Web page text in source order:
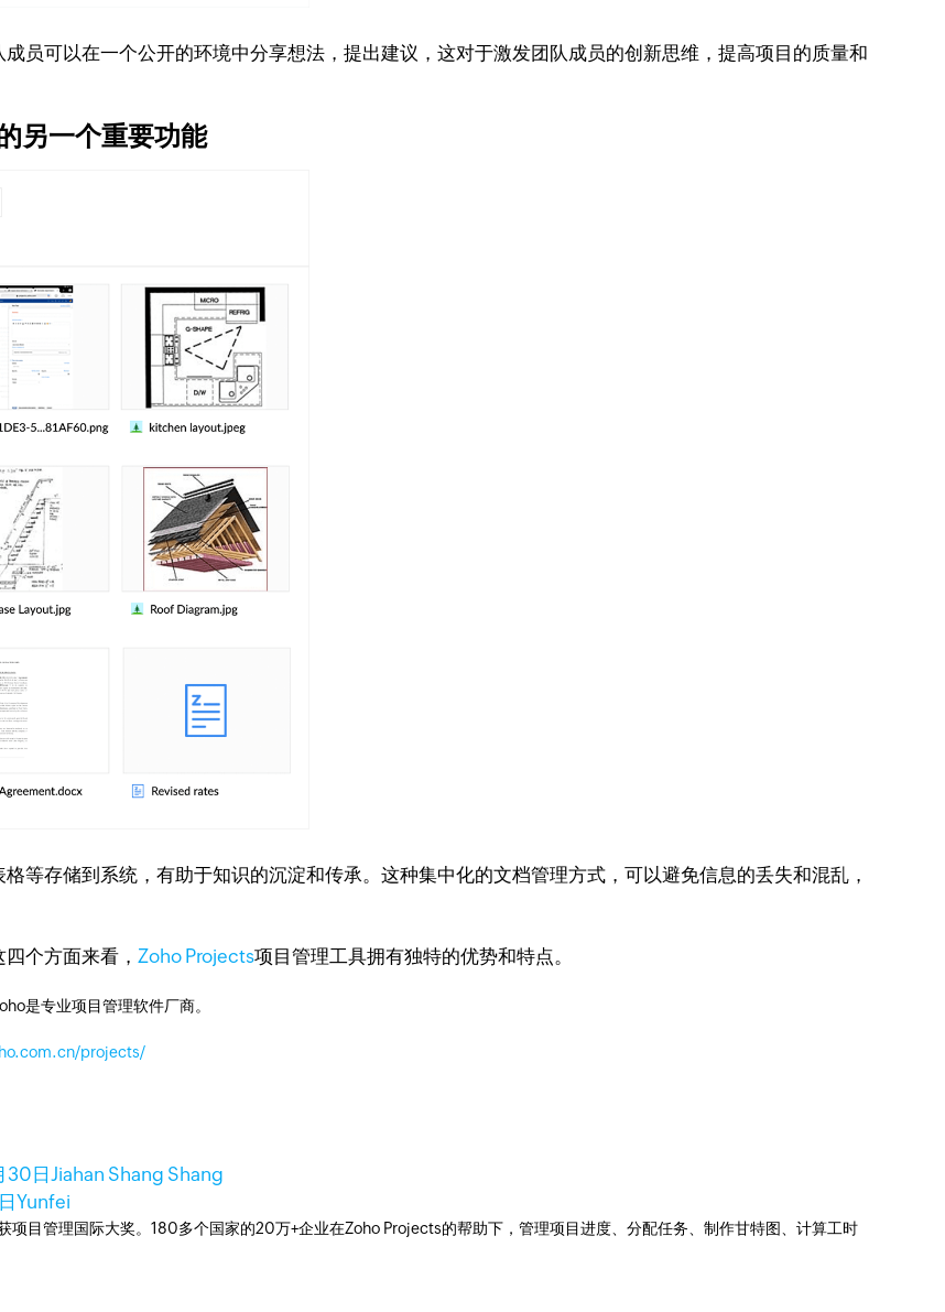
可以在一个公开的环境中分享想法，提出建议，这对于激发团队成员的创新思维，提高项目的质量和
一个重要功能
存储到系统，有助于知识的沉淀和传承。这种集中化的文档管理方式，可以避免信息的丢失和混乱，
个方面来看， Zoho Projects项目管理工具拥有独特的优势和特点。
是专业项目管理软件厂商。
projects/
30日Jiahan Shang Shang
Yunfei
目管理国际大奖。180多个国家的20万+企业在Zoho Projects的帮助下，管理项目进度、分配任务、制作甘特图、计算工时